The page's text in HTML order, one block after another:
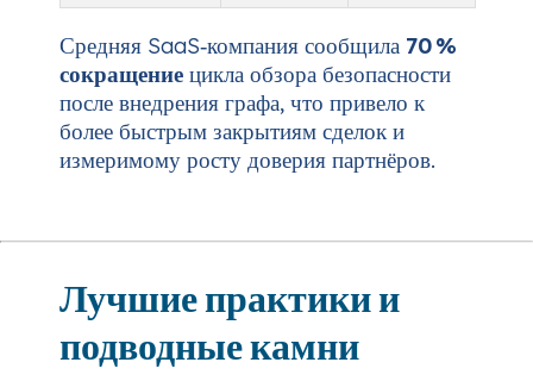
Средняя SaaS‑компания сообщила 70 %
сокращение цикла обзора безопасности
после внедрения графа, что привело к
более быстрым закрытиям сделок и
измеримому росту доверия партнёров.
Лучшие практики и
подводные камни